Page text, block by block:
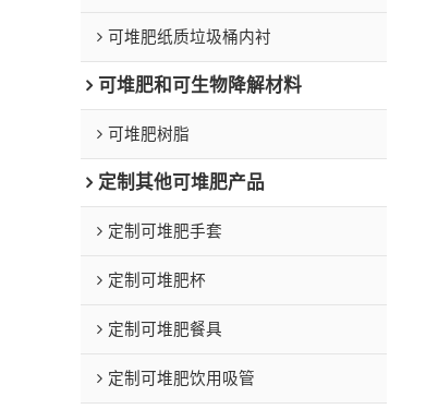
可堆肥纸质垃圾桶内衬
可堆肥和可生物降解材料
可堆肥树脂
定制其他可堆肥产品
定制可堆肥手套
定制可堆肥杯
定制可堆肥餐具
定制可堆肥饮用吸管